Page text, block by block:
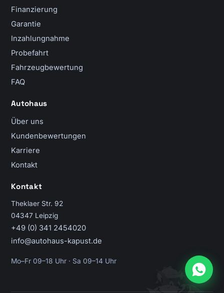
Finanzierung
Garantie
Inzahlungnahme
Probefahrt
Fahrzeugbewertung
FAQ
Autohaus
Über uns
Kundenbewertungen
Karriere
Kontakt
Kontakt
Theklaer Str. 92
04347 Leipzig
+49 (0) 341 2454020
info@autohaus-kapust.de
Mo–Fr 09–18 Uhr · Sa 09–14 Uhr